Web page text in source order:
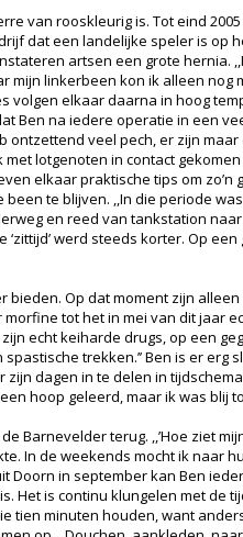
van rooskleurig is. Tot eind 2005
dat een landelijke speler is op
artsen een grote hernia.
linkerbeen kon ik alleen nog
volgen elkaar daarna in hoog
Ben na iedere operatie in een
veel pech, er zijn
met lotgenoten in contact
elkaar praktische tips om zo’n
te blijven. ,,In die periode
en reed van tankstation
werd steeds korter. Op
Op dat moment zijn
tot het in mei van dit jaar
echt keiharde drugs, op een
trekken.’’ Ben is er erg
dagen in te delen in
hoop geleerd, maar ik was blij
Barnevelder terug. ,,’Hoe ziet
In de weekends mocht ik naar
Doorn in september kan Ben
Het is continu klungelen met de
tien minuten houden, want